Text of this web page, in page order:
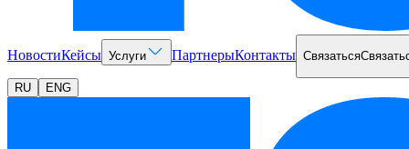
НовостиКейсы Услуги ПартнерыКонтакты Связаться
RU ENG